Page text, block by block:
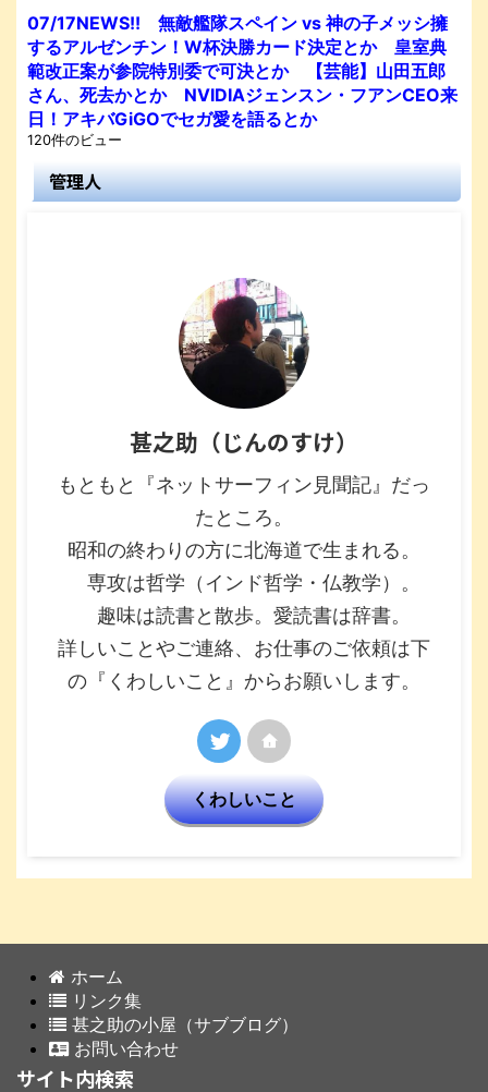
07/17NEWS!! 無敵艦隊スペイン vs 神の子メッシ擁
するアルゼンチン！W杯決勝カード決定とか 皇室典
範改正案が参院特別委で可決とか 【芸能】山田五郎
さん、死去かとか NVIDIAジェンスン・フアンCEO来
日！アキバGiGOでセガ愛を語るとか
120件のビュー
管理人
甚之助（じんのすけ）
もともと『ネットサーフィン見聞記』だっ
たところ。
昭和の終わりの方に北海道で生まれる。
専攻は哲学（インド哲学・仏教学）。
趣味は読書と散歩。愛読書は辞書。
詳しいことやご連絡、お仕事のご依頼は下
の『くわしいこと』からお願いします。
くわしいこと
ホーム
リンク集
甚之助の小屋（サブブログ）
お問い合わせ
サイト内検索